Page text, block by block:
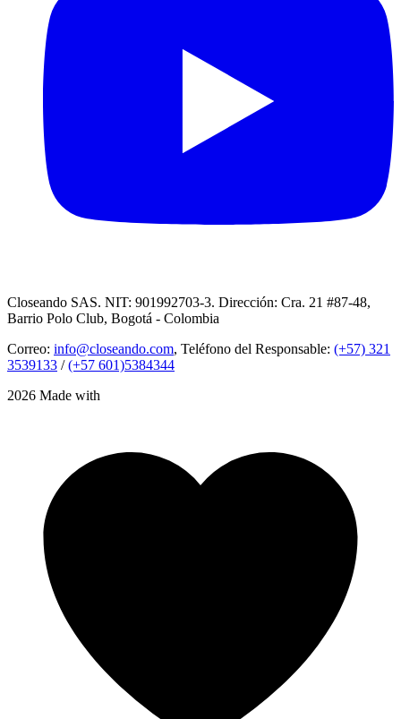
Closeando SAS. NIT: 901992703-3. Dirección: Cra. 21 #87-48,
Barrio Polo Club, Bogotá - Colombia
Correo: info@closeando.com, Teléfono del Responsable: (+57) 321
3539133 /(+57 601)5384344
2026 Made with